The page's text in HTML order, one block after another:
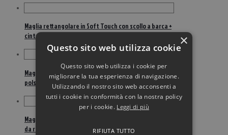
Maglia rettangolare in Soft Touch con scollo a barca +
cintura
Maglia rettangolare scollo a barca in Garza Lana con
polso in Techno
Maglia scollo ampio in Soft Touch con nastri al fondo
da regolare
×
Questo sito web utilizza cookie
Questo sito web utilizza i cookie per
migliorare la tua esperienza di navigazione.
Utilizzando il nostro sito web acconsenti a
tutti i cookie in conformità con la nostra policy
per i cookie. Leggi di più
RIFIUTA TUTTO